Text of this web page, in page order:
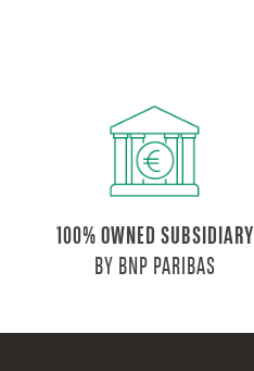
100% OWNED SUBSIDIARY
BY BNP PARIBAS